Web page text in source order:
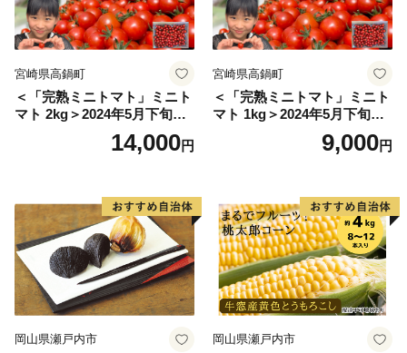
宮崎県高鍋町
＜「完熟ミニトマト」ミニト
マト 2kg＞2024年5月下旬迄
に順次出荷 野菜ソムリエサ
ミット アルル・リリカ共に
県 高鍋町産 産地直送 有機肥
料使用 高糖度 西森農園
14,000円
宮崎県高鍋町
＜「完熟ミニトマト」ミニト
マト 1kg＞2024年5月下旬迄
に順次出荷 野菜ソムリエサ
ミット アルル・リリカ共に
県 高鍋町産 産地直送 有機肥
料使用 高糖度 西森農園
9,000円
岡山県瀬戸内市 岡山県瀬戸内市